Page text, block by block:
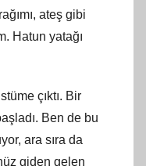
ateş gibi
Hatun yatağı
çıktı. Bir
Ben de bu
ara sıra da
giden gelen